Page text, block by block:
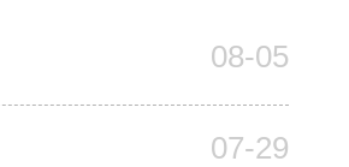
08-05
07-29